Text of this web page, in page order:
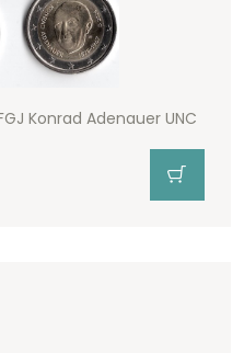
Konrad Adenauer UNC